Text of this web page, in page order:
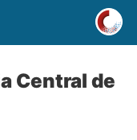
Central de